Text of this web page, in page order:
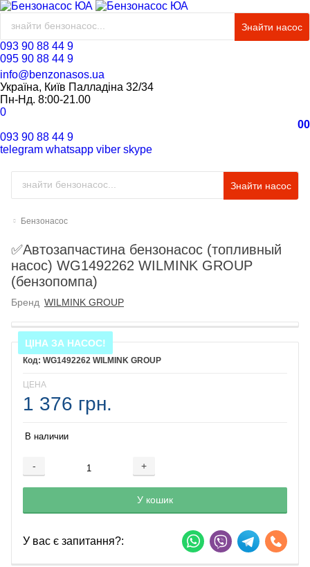
Знайти насос
093 90 88 44 9
095 90 88 44 9
info@benzonasos.ua
Україна, Київ Палладіна 32/34
Пн-Нд. 8:00-21.00
0
00
093 90 88 44 9
telegram whatsapp viber skype
Знайти насос
Бензонасос
✅Автозапчастина бензонасос (топливный
насос) WG1492262 WILMINK GROUP
(бензопомпа)
Бренд WILMINK GROUP
ЦІНА ЗА НАСОС!
WG1492262 WILMINK GROUP
ЦЕНА
1 376 грн.
В наличии
- +
Добавляется...
У кошик
Добавлен
У вас є запитання?: